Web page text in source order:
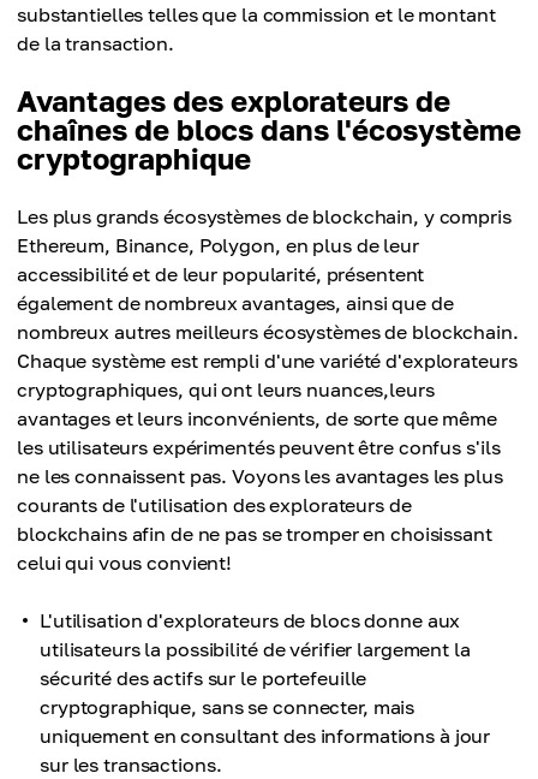
substantielles telles que la commission et le montant
de la transaction.
Avantages des explorateurs de
chaînes de blocs dans l'écosystème
cryptographique
Les plus grands écosystèmes de blockchain, y compris
Ethereum, Binance, Polygon, en plus de leur
accessibilité et de leur popularité, présentent
également de nombreux avantages, ainsi que de
nombreux autres meilleurs écosystèmes de blockchain.
Chaque système est rempli d'une variété d'explorateurs
cryptographiques, qui ont leurs nuances,leurs
avantages et leurs inconvénients, de sorte que même
les utilisateurs expérimentés peuvent être confus s'ils
ne les connaissent pas. Voyons les avantages les plus
courants de l'utilisation des explorateurs de
blockchains afin de ne pas se tromper en choisissant
celui qui vous convient!
L'utilisation d'explorateurs de blocs donne aux
utilisateurs la possibilité de vérifier largement la
sécurité des actifs sur le portefeuille
cryptographique, sans se connecter, mais
uniquement en consultant des informations à jour
sur les transactions.